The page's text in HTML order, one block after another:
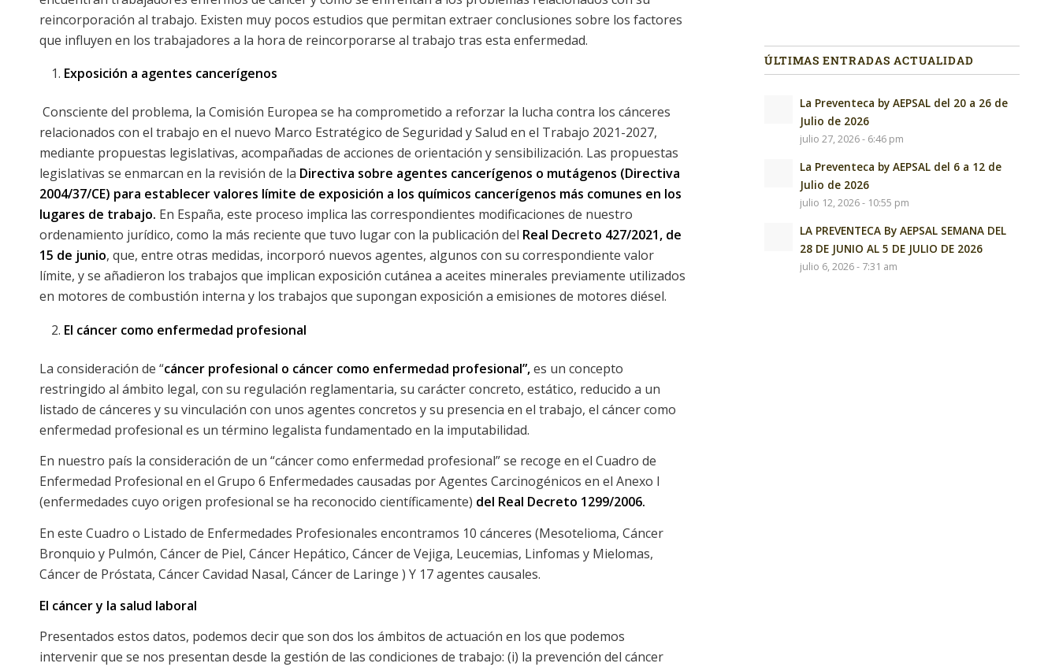
reincorporación al trabajo. Existen muy pocos estudios que permitan extraer conclusiones sobre los factores
que influyen en los trabajadores a la hora de reincorporarse al trabajo tras esta enfermedad.
Exposición a agentes cancerígenos
Consciente del problema, la Comisión Europea se ha comprometido a reforzar la lucha contra los cánceres
relacionados con el trabajo en el nuevo Marco Estratégico de Seguridad y Salud en el Trabajo 2021-2027,
mediante propuestas legislativas, acompañadas de acciones de orientación y sensibilización. Las propuestas
legislativas se enmarcan en la revisión de la Directiva sobre agentes cancerígenos o mutágenos (Directiva
2004/37/CE) para establecer valores límite de exposición a los químicos cancerígenos más comunes en los
lugares de trabajo. En España, este proceso implica las correspondientes modificaciones de nuestro
ordenamiento jurídico, como la más reciente que tuvo lugar con la publicación del Real Decreto 427/2021, de
15 de junio, que, entre otras medidas, incorporó nuevos agentes, algunos con su correspondiente valor
límite, y se añadieron los trabajos que implican exposición cutánea a aceites minerales previamente utilizados
en motores de combustión interna y los trabajos que supongan exposición a emisiones de motores diésel.
El cáncer como enfermedad profesional
La consideración de “cáncer profesional o cáncer como enfermedad profesional”,es un concepto
restringido al ámbito legal, con su regulación reglamentaria, su carácter concreto, estático, reducido a un
listado de cánceres y su vinculación con unos agentes concretos y su presencia en el trabajo, el cáncer como
enfermedad profesional es un término legalista fundamentado en la imputabilidad.
En nuestro país la consideración de un “cáncer como enfermedad profesional” se recoge en el Cuadro de
Enfermedad Profesional en el Grupo 6 Enfermedades causadas por Agentes Carcinogénicos en el Anexo I
(enfermedades cuyo origen profesional se ha reconocido científicamente) del Real Decreto 1299/2006.
En este Cuadro o Listado de Enfermedades Profesionales encontramos 10 cánceres (Mesotelioma, Cáncer
Bronquio y Pulmón, Cáncer de Piel, Cáncer Hepático, Cáncer de Vejiga, Leucemias, Linfomas y Mielomas,
Cáncer de Próstata, Cáncer Cavidad Nasal, Cáncer de Laringe ) Y 17 agentes causales.
El cáncer y la salud laboral
Presentados estos datos, podemos decir que son dos los ámbitos de actuación en los que podemos
intervenir que se nos presentan desde la gestión de las condiciones de trabajo: (i) la prevención del cáncer
ÚLTIMAS ENTRADAS ACTUALIDAD
La Preventeca by AEPSAL del 20 a 26 de
Julio de 2026
julio 27, 2026 - 6:46 pm
La Preventeca by AEPSAL del 6 a 12 de
Julio de 2026
julio 12, 2026 - 10:55 pm
LA PREVENTECA By AEPSAL SEMANA DEL
28 DE JUNIO AL 5 DE JULIO DE 2026
julio 6, 2026 - 7:31 am